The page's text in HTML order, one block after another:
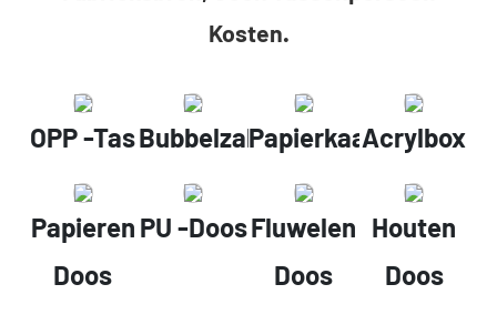
Kosten.
OPP -tasBubbelzakPapierkaartAcrylbox
Papieren
Doos
PU -doosFluwelen
Doos
Houten
Doos